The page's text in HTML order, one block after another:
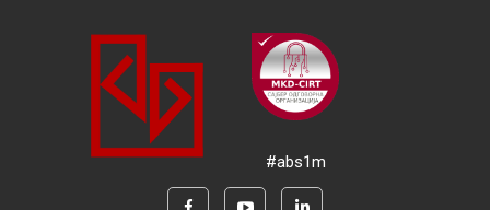
#abs1m